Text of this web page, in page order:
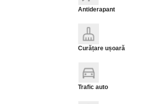
Antiderapant
Curățare ușoară
Trafic auto